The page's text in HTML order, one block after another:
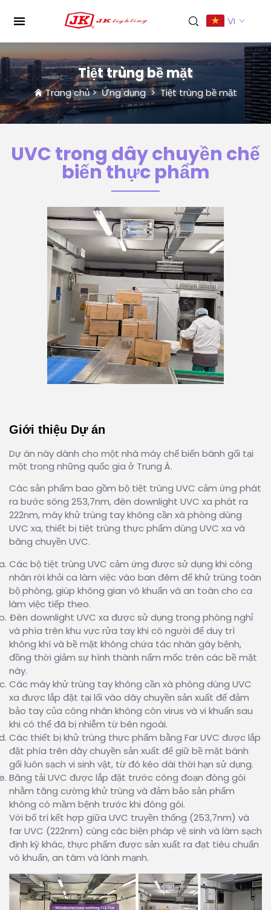
VI
Tiệt trùng bề mặt
Trang chủ>Ứng dụng>Tiệt trùng bề mặt
UVC trong dây chuyền chế
biến thực phẩm
Giới thiệu Dự án
Dự án này dành cho một nhà máy chế biến bánh gối tại
một trong những quốc gia ở Trung Á.
Các sản phẩm bao gồm bộ tiệt trùng UVC cảm ứng phát
ra bước sóng 253,7nm, đèn downlight UVC xa phát ra
222nm, máy khử trùng tay không cần xà phòng dùng
UVC xa, thiết bị tiệt trùng thực phẩm dùng UVC xa và
băng chuyền UVC.
Các bộ tiệt trùng UVC cảm ứng được sử dụng khi công
nhân rời khỏi ca làm việc vào ban đêm để khử trùng toàn
bộ phòng, giúp không gian vô khuẩn và an toàn cho ca
làm việc tiếp theo.
Đèn downlight UVC xa được sử dụng trong phòng nghỉ
và phía trên khu vực rửa tay khi có người để duy trì
không khí và bề mặt không chứa tác nhân gây bệnh,
đồng thời giảm sự hình thành nấm mốc trên các bề mặt
này.
Các máy khử trùng tay không cần xà phòng dùng UVC
xa được lắp đặt tại lối vào dây chuyền sản xuất để đảm
bảo tay của công nhân không còn virus và vi khuẩn sau
khi có thể đã bị nhiễm từ bên ngoài.
Các thiết bị khử trùng thực phẩm bằng Far UVC được lắp
đặt phía trên dây chuyền sản xuất để giữ bề mặt bánh
gối luôn sạch vi sinh vật, từ đó kéo dài thời hạn sử dụng.
Băng tải UVC được lắp đặt trước công đoạn đóng gói
nhằm tăng cường khử trùng và đảm bảo sản phẩm
không có mầm bệnh trước khi đóng gói.
Với bố trí kết hợp giữa UVC truyền thống (253,7nm) và
far UVC (222nm) cùng các biện pháp vệ sinh và làm sạch
định kỳ khác, thực phẩm được sản xuất ra đạt tiêu chuẩn
vô khuẩn, an tâm và lành mạnh.